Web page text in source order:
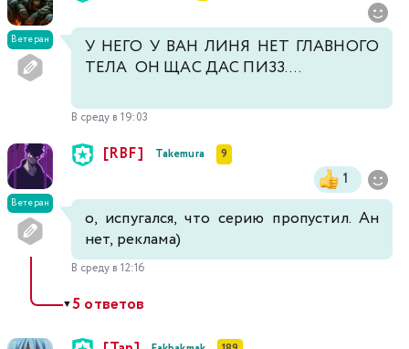
Ветеран
У НЕГО У ВАН ЛИНЯ НЕТ ГЛАВНОГО
ТЕЛА ОН ЩАС ДАС ПИЗЗ....
В среду в 19:03
Ветеран
[RBF] Takemura 9
1
о, испугался, что серию пропустил. Ан
нет, реклама)
В среду в 12:16
▼5 ответов